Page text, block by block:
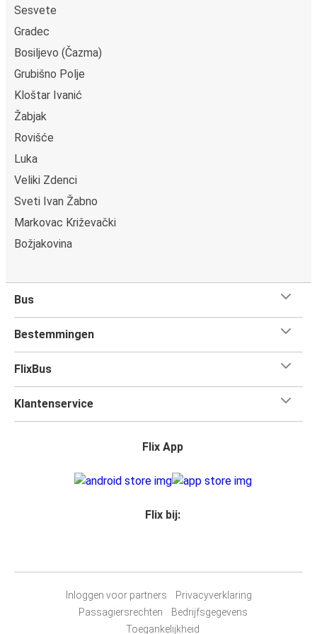
Sesvete
Gradec
Bosiljevo (Čazma)
Grubišno Polje
Kloštar Ivanić
Žabjak
Rovišće
Luka
Veliki Zdenci
Sveti Ivan Žabno
Markovac Križevački
Božjakovina
Bus
Bestemmingen
FlixBus
Klantenservice
Flix App
Flix bij:
Inloggen voor partners
Privacyverklaring
Passagiersrechten
Bedrijfsgegevens
Toegankelijkheid